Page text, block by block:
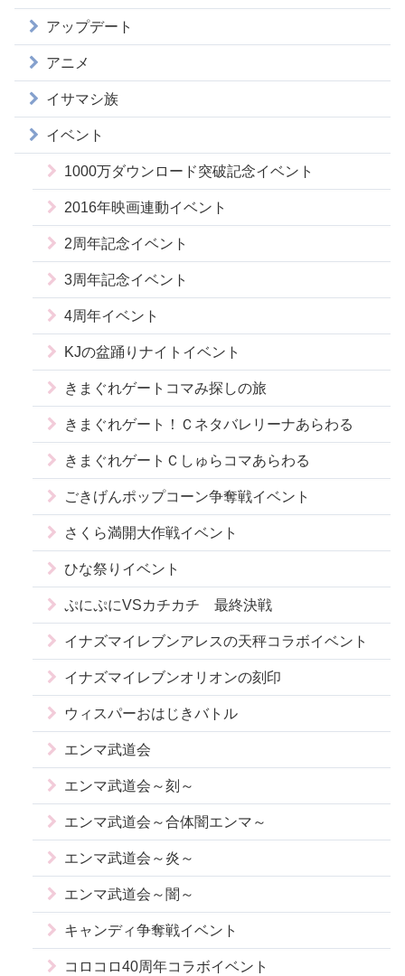
アップデート
アニメ
イサマシ族
イベント
1000万ダウンロード突破記念イベント
2016年映画連動イベント
2周年記念イベント
3周年記念イベント
4周年イベント
KJの盆踊りナイトイベント
きまぐれゲートコマみ探しの旅
きまぐれゲート！Ｃネタバレリーナあらわる
きまぐれゲートＣしゅらコマあらわる
ごきげんポップコーン争奪戦イベント
さくら満開大作戦イベント
ひな祭りイベント
ぷにぷにVSカチカチ 最終決戦
イナズマイレブンアレスの天秤コラボイベント
イナズマイレブンオリオンの刻印
ウィスパーおはじきバトル
エンマ武道会
エンマ武道会～刻～
エンマ武道会～合体闇エンマ～
エンマ武道会～炎～
エンマ武道会～闇～
キャンディ争奪戦イベント
コロコロ40周年コラボイベント